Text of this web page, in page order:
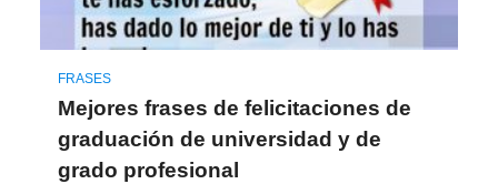
FRASES
Mejores frases de felicitaciones de
graduación de universidad y de
grado profesional